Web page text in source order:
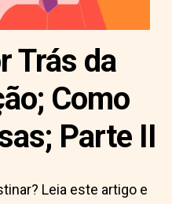
Trás da
Como
Parte II
Leia este artigo e